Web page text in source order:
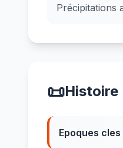
Précipitations
📜Histoire
Epoques cles